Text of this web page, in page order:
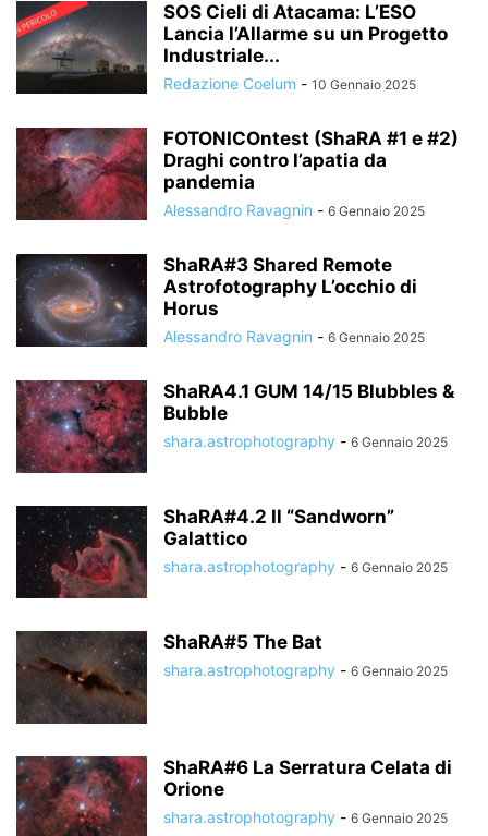
SOS Cieli di Atacama: L’ESO
Lancia l’Allarme su un Progetto
Industriale...
Redazione Coelum - 10 Gennaio 2025
FOTONICOntest (ShaRA #1 e #2)
Draghi contro l’apatia da
pandemia
Alessandro Ravagnin - 6 Gennaio 2025
ShaRA#3 Shared Remote
Astrofotography L’occhio di
Horus
Alessandro Ravagnin - 6 Gennaio 2025
ShaRA4.1 GUM 14/15 Blubbles &
Bubble
shara.astrophotography - 6 Gennaio 2025
ShaRA#4.2 Il “Sandworn”
Galattico
shara.astrophotography - 6 Gennaio 2025
ShaRA#5 The Bat
shara.astrophotography - 6 Gennaio 2025
ShaRA#6 La Serratura Celata di
Orione
shara.astrophotography - 6 Gennaio 2025